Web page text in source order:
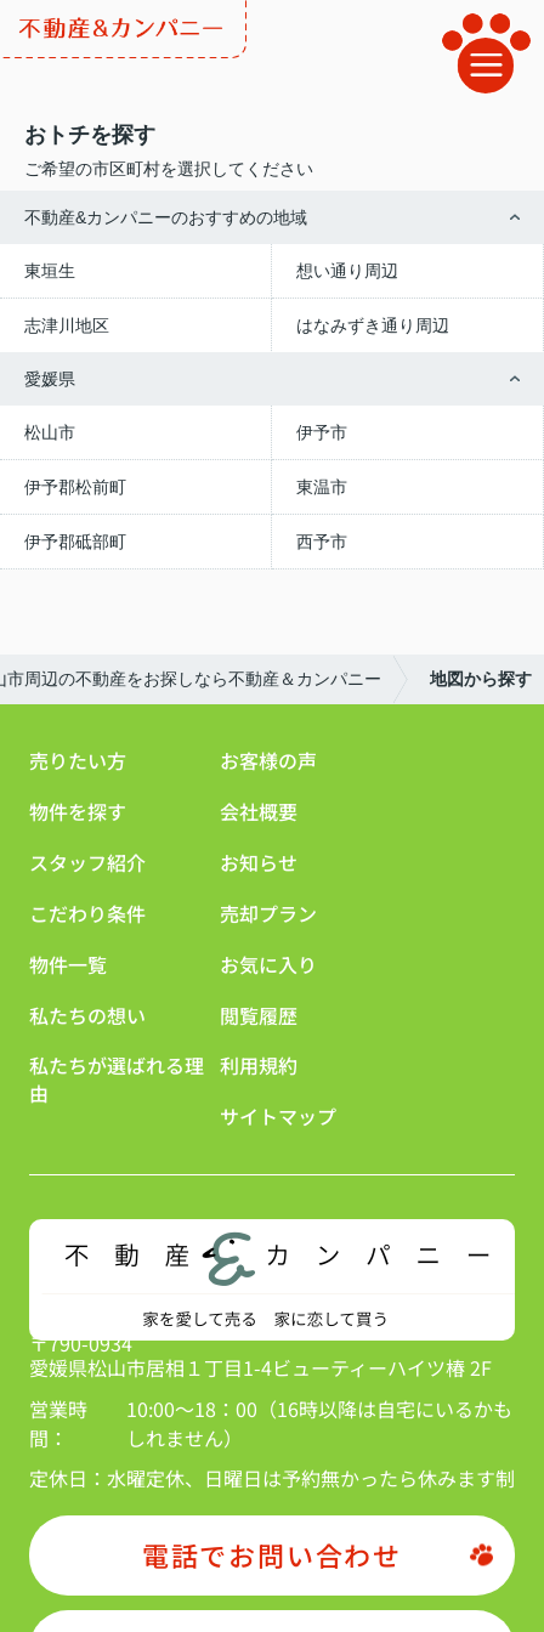
おトチを探す
ご希望の市区町村を選択してください
不動産&カンパニーのおすすめの地域
東垣生 想い通り周辺
志津川地区 はなみずき通り周辺
愛媛県
松山市 伊予市
伊予郡松前町 東温市
伊予郡砥部町 西予市
市周辺の不動産をお探しなら不動産＆カンパニー 地図から探す
売りたい方
物件を探す
スタッフ紹介
こだわり条件
物件一覧
私たちの想い
私たちが選ばれる理
由
お客様の声
会社概要
お知らせ
売却プラン
お気に入り
閲覧履歴
利用規約
サイトマップ
〒790-0934
愛媛県松山市居相１丁目1-4ビューティーハイツ椿 2F
営業時
間：
10:00～18：00（16時以降は自宅にいるかも
しれません）
定休日： 水曜定休、日曜日は予約無かったら休みます制
電話でお問い合わせ